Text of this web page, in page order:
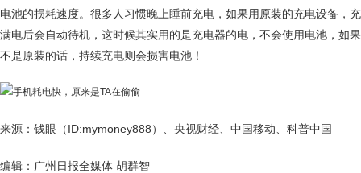
电池的损耗速度。很多人习惯晚上睡前充电，如果用原装的充电设备，充
满电后会自动待机，这时候其实用的是充电器的电，不会使用电池，如果
不是原装的话，持续充电则会损害电池！
来源：钱眼（ID:mymoney888）、央视财经、中国移动、科普中国
编辑：广州日报全媒体 胡群智